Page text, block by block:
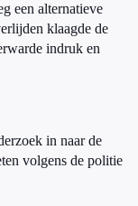
een alternatieve
klaagde de
indruk en
in naar de
volgens de politie